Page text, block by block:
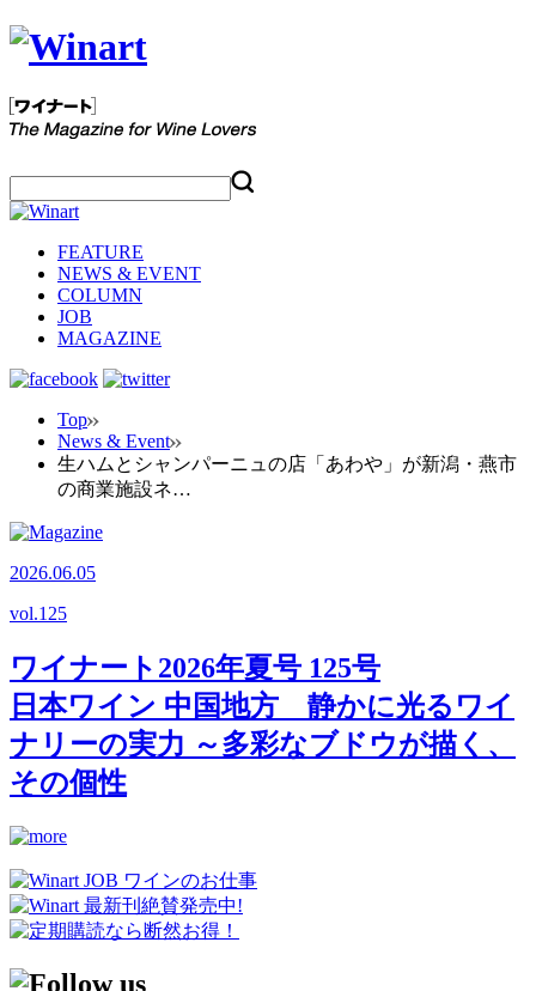
FEATURE
NEWS & EVENT
COLUMN
JOB
MAGAZINE
Top
News & Event
生ハムとシャンパーニュの店「あわや」が新潟・燕市
の商業施設ネ…
2026.06.05
vol.125
ワイナート2026年夏号 125号
日本ワイン 中国地方 静かに光るワイ
ナリーの実力 ～多彩なブドウが描く、
その個性